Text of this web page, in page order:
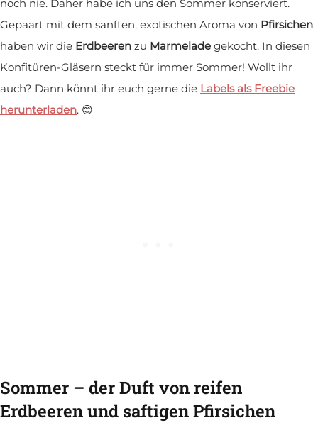
noch nie. Daher habe ich uns den Sommer konserviert.
Gepaart mit dem sanften, exotischen Aroma von Pfirsichen
haben wir die Erdbeeren zu Marmelade gekocht. In diesen
Konfitüren-Gläsern steckt für immer Sommer! Wollt ihr
auch? Dann könnt ihr euch gerne die Labels als Freebie
herunterladen. 😊
Sommer – der Duft von reifen
Erdbeeren und saftigen Pfirsichen